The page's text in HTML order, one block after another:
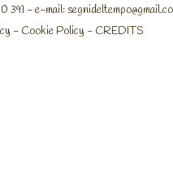
391 - e-mail:
- Cookie Policy - CREDITS